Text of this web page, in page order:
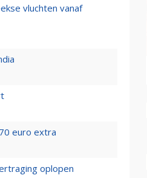
vluchten vanaf
euro extra
oplopen